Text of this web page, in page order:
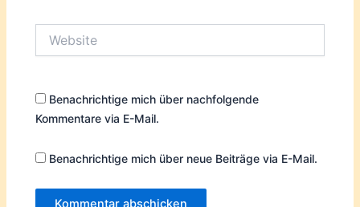
Benachrichtige mich über nachfolgende
Kommentare via E-Mail.
Benachrichtige mich über neue Beiträge via E-Mail.